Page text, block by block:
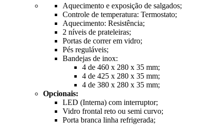
Aquecimento e exposição de salgados;
Controle de temperatura: Termostato;
Aquecimento: Resistência;
2 níveis de prateleiras;
Portas de correr em vidro;
Pés reguláveis;
Bandejas de inox:
4 de 460 x 280 x 35 mm;
4 de 425 x 280 x 35 mm;
4 de 380 x 280 x 35 mm;
Opcionais:
LED (Interna) com interruptor;
Vidro frontal reto ou semi curvo;
Porta branca linha refrigerada;